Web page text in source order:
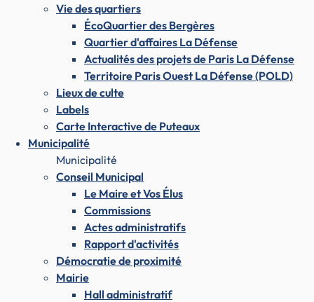
Vie des quartiers
ÉcoQuartier des Bergères
Quartier d'affaires La Défense
Actualités des projets de Paris La Défense
Territoire Paris Ouest La Défense (POLD)
Lieux de culte
Labels
Carte Interactive de Puteaux
Municipalité
Municipalité
Conseil Municipal
Le Maire et Vos Élus
Commissions
Actes administratifs
Rapport d'activités
Démocratie de proximité
Mairie
Hall administratif